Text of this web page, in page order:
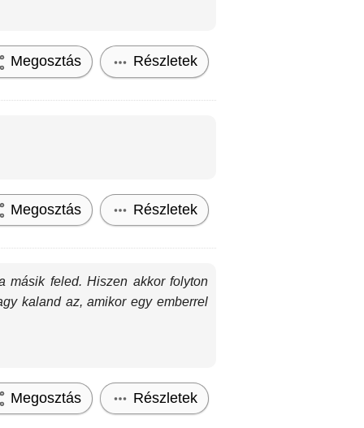
Megosztás Részletek
Megosztás Részletek
másik feled. Hiszen akkor folyton
kaland az, amikor egy emberrel
Megosztás Részletek